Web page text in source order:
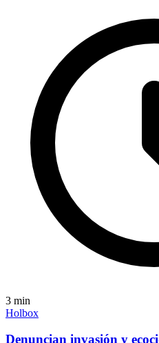
3 min
Holbox
Denuncian invasión y